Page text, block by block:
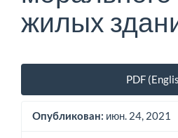
жилых
Боковая
панель
статьи
PDF
Опубликован: июн. 24, 2021